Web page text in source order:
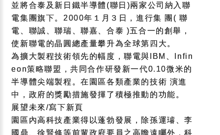
並將合泰及新日鐵半導體(聯日)兩家公司納入聯
電集團旗下。2000年１月３日，進行集 團( 聯
電、聯誠、聯瑞、聯嘉、合泰 )五合一的創舉，
使新聯電的晶圓總產量攀升為全球第四大。
為擴大製程技術領先的幅度，聯電與IBM、Infin
eon策略聯盟，共同合作研發新一代0.10微米的
半導體尖端製程。在園區各類產業的技術 演進
中，政府的獎勵措施發揮了積極推動的功能。
展望未來/寫下新頁
園區內高科技產業得以蓬勃發展，除孫運璿、李
國鼎、徐賢修等前輩政府要員之高瞻遠矚外，科